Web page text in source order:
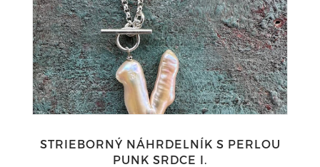
STRIEBORNÝ NÁHRDELNÍK S PERLOU
PUNK SRDCE I.